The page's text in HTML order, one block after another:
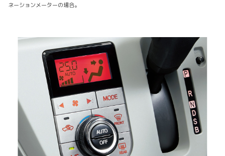
ネーションメーターの場合。